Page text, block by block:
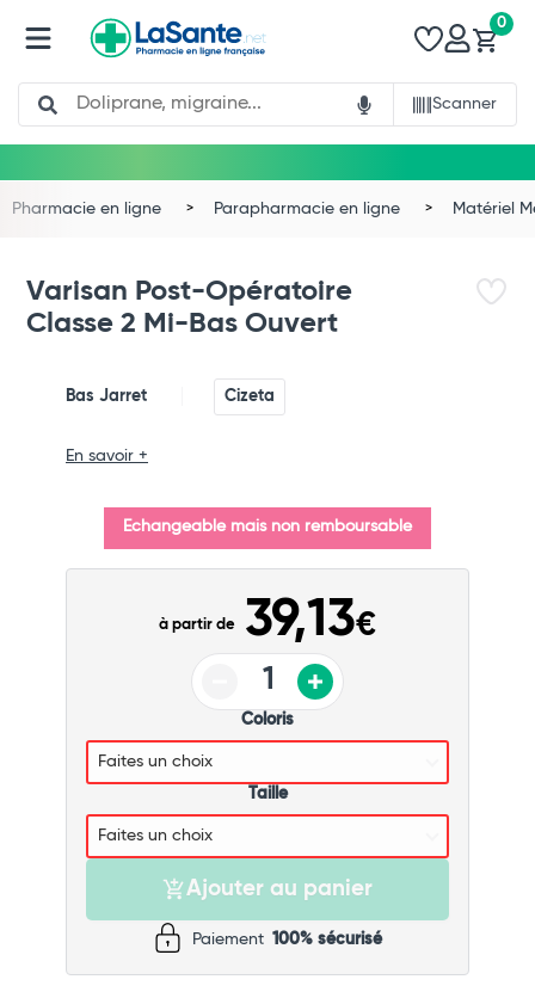
Search
Scanner
0
Total
Commander
Pharmacie en ligne Parapharmacie en ligne Matériel
Varisan Post-Opératoire
Classe 2 Mi-Bas Ouvert
Bas Jarret Cizeta
En savoir +
Echangeable mais non remboursable
à partir de 39,13€
Coloris
Taille
Ajouter au panier
Paiement 100% sécurisé